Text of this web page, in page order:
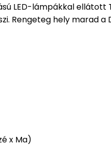
LED-lámpákkal
Rengeteg hely marad a
x Ma)